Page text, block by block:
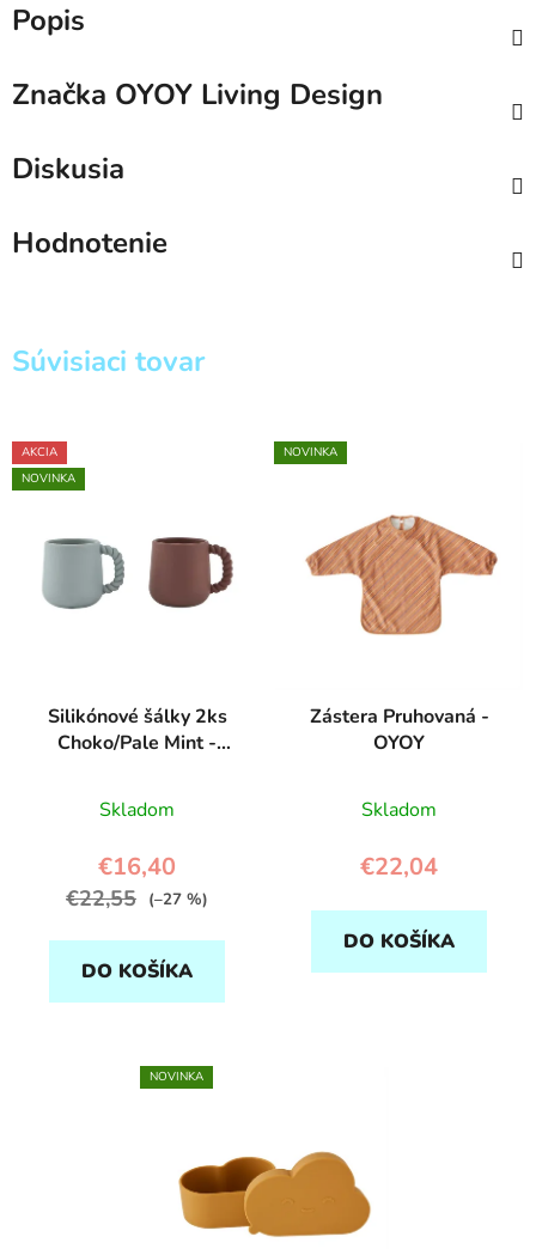
Popis
Značka OYOY Living Design
Diskusia
Hodnotenie
Súvisiaci tovar
AKCIA
NOVINKA
Silikónové šálky 2ks
Choko/Pale Mint -
Skladom
€16,40
€22,55 (–27 %)
DO KOŠÍKA
NOVINKA
Zástera Pruhovaná -
OYOY
Skladom
€22,04
DO KOŠÍKA
NOVINKA